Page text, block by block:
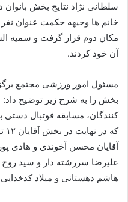
سلطانی نژاد نتایج بخش
خانم ها وجیهه حکمت عنوان نفر
مکان دوم قرار گرفت و سمیه
آن خود کردند.
مسئول امور ورزشی مجتمع
بخش را به شرح زیر توضیح داد:
کنندگان، مسابقه فوتبال
آقایان محسن آخوندی و هادی
علیرضا سررشته دار و سید روح
هاشم دهستانی و میلاد